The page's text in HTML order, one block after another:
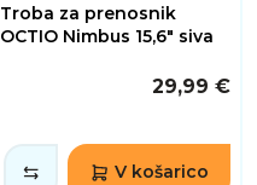
Troba za prenosnik
OCTIO Nimbus 15,6" siva
29,99 €
V košarico